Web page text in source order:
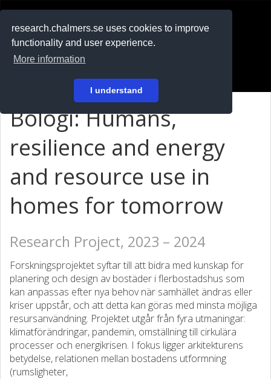
research.chalmers.se uses cookies to improve
functionality and user experience.
More information
I understand
På svenska
Bologi: Humans,
resilience and energy
and resource use in
homes for tomorrow
Research Project, 2023 – 2024
Forskningsprojektet syftar till att bidra med kunskap för
planering och design av bostäder i flerbostadshus som
kan anpassas efter nya behov när samhället ändras eller
kriser uppstår, och att detta kan göras med minsta möjliga
resursanvändning. Projektet utgår från fyra utmaningar:
klimatförändringar, pandemin, omställning till cirkulära
processer och energikrisen. I fokus ligger arkitekturens
betydelse, relationen mellan bostadens utformning
(rumsligheter,